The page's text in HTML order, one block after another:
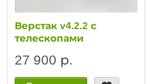
Верстак v4.2.2 с
телескопами
27 900 р.